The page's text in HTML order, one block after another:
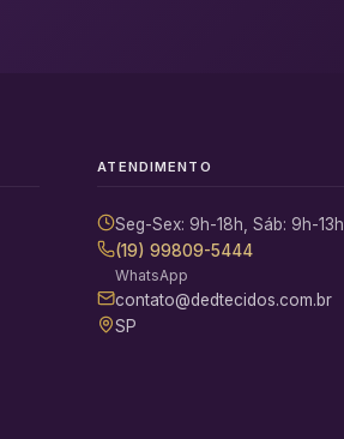
ATENDIMENTO
Seg-Sex: 9h-18h, Sáb: 9h-13h
(19) 99809-5444
WhatsApp
contato@dedtecidos.com.br
SP